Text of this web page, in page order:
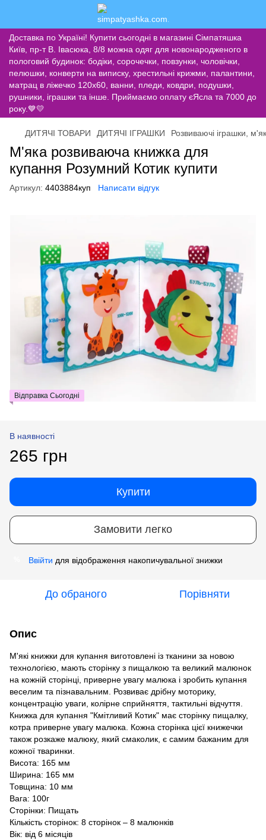
Доставка по Україні! Купити сьогодні в магазині Сімпатяшка
Київ, пр-т В. Івасюка, 8/8 можна одяг для новонародженого в
пологовий будинок: бодіки, сорочечки, повзунки, чоловічки,
пелюшки, конверти на виписку, хрестильні крижми, палантини,
матрац в ліжечко 120х60, ванни, пледи, ковдри, подушки,
рушники, іграшки та інше. Приймаємо оплату єЯсла та 7000 до
року.💙💛
ДИТЯЧІ ТОВАРИ ДИТЯЧІ ІГРАШКИ Розвиваючі іграшки,
М'яка розвиваюча книжка для
купання Розумний Котик купити
Артикул: 4403884куп Написати відгук
Відправка Сьогодні
В наявності
265 грн
Купити
Замовити легко
Ввійти для відображення накопичувальної знижки
До обраного Порівняти
Опис
М'які книжки для купання виготовлені із тканини за новою
технологією, мають сторінку з пищалкою та великий малюнок
на кожній сторінці, приверне увагу малюка і зробить купання
веселим та пізнавальним. Розвиває дрібну моторику,
концентрацію уваги, колірне сприйняття, тактильні відчуття.
Книжка для купання "Кмiтливий Котик" має сторінку пищалку,
котра приверне увагу малюка. Кожна сторінка цієї книжечки
також розкаже малюку, який смаколик, є самим бажаним для
кожної тваринки.
Висота: 165 мм
Ширина: 165 мм
Товщина: 10 мм
Вага: 100г
Сторінки: Пищать
Кількість сторінок: 8 сторінок – 8 малюнків
Вік: від 6 місяців